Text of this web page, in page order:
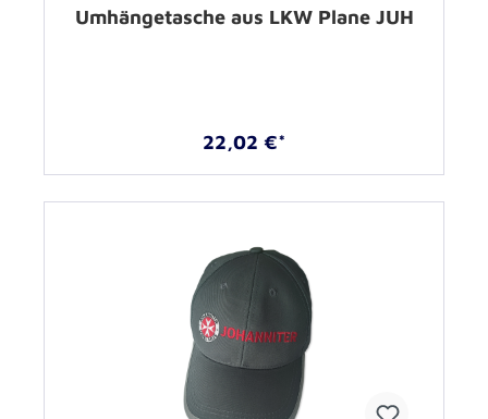
Umhängetasche aus LKW Plane JUH
22,02 €*